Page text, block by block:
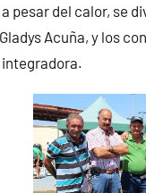
pesar del calor, se
Acuña, y los
integradora.